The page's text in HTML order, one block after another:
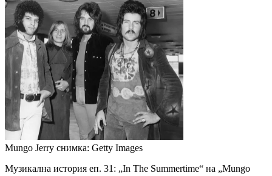
Mungo Jerry снимка: Getty Images
Музикална история еп. 31: „In The Summertime“ на „Mungo